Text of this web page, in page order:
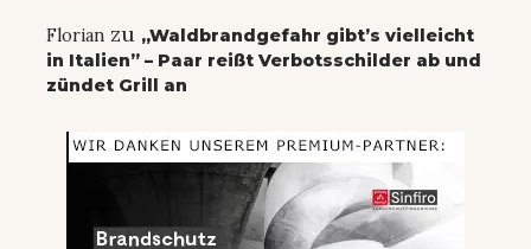
Florian zu „Waldbrandgefahr gibt’s vielleicht
in Italien” – Paar reißt Verbotsschilder ab und
zündet Grill an